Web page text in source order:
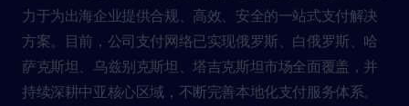
力于为出海企业提供合规、高效、安全的一站式支付解决
方案。目前，公司支付网络已实现俄罗斯、白俄罗斯、哈
萨克斯坦、乌兹别克斯坦、塔吉克斯坦市场全面覆盖，并
持续深耕中亚核心区域，不断完善本地化支付服务体系。